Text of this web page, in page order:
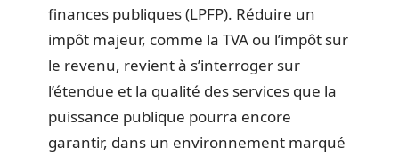
finances publiques (LPFP). Réduire un
impôt majeur, comme la TVA ou l’impôt sur
le revenu, revient à s’interroger sur
l’étendue et la qualité des services que la
puissance publique pourra encore
garantir, dans un environnement marqué